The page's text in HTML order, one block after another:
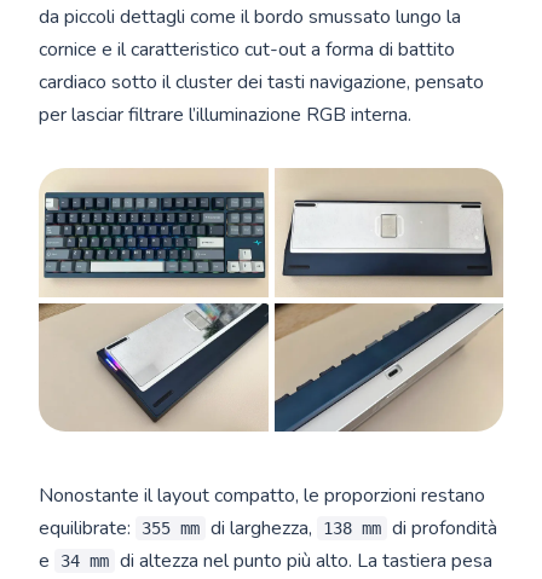
da piccoli dettagli come il bordo smussato lungo la
cornice e il caratteristico cut-out a forma di battito
cardiaco sotto il cluster dei tasti navigazione, pensato
per lasciar filtrare l’illuminazione RGB interna.
Nonostante il layout compatto, le proporzioni restano
equilibrate:
355 mm di larghezza, 138 mm di profondità
e
34 mm di altezza nel punto più alto. La tastiera pesa